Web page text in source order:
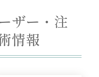
ザー・注
情報